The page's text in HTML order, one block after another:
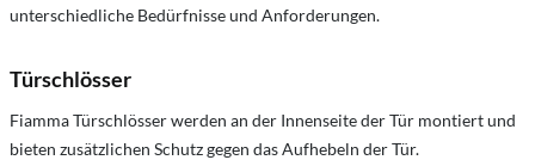
unterschiedliche Bedürfnisse und Anforderungen.
Türschlösser
Fiamma Türschlösser werden an der Innenseite der Tür montiert und
bieten zusätzlichen Schutz gegen das Aufhebeln der Tür.